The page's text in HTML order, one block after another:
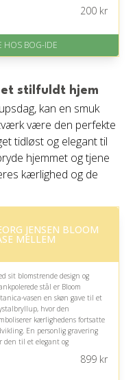
tone ikke nødvendigvis
På lager
Levering: 1-3 hverdage -
Gratis fragt
Fremragende Trustpilot rating
4.6 ud af 5
200kr
HOS BOG-IDE
stilfuldt hjem
kan en smuk
være den perfekte
tidløst og elegant til
hjemmet og tjene
kærlighed og de
JENSEN BLOOM
MELLEM
sit blomstrende design og
stål er Bloom
vasen en skøn gave til et
hvor den
kærlighedens fortsatte
En personlig gravering
den til et elegant og
899kr